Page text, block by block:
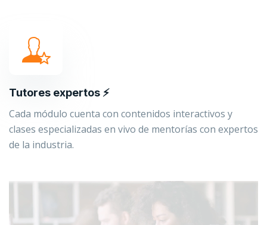
Tutores expertos ⚡
Cada módulo cuenta con contenidos interactivos y
clases especializadas en vivo de mentorías con expertos
de la industria.